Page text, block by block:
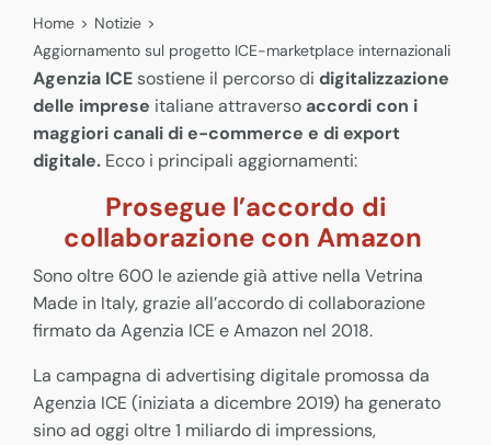
Home > Notizie >
Aggiornamento sul progetto ICE-marketplace internazionali
Agenzia ICE sostiene il percorso di digitalizzazione
delle imprese italiane attraversoaccordi con i
maggiori canali di e-commerce e di export
digitale. Ecco i principali aggiornamenti:
Prosegue l’accordo di
collaborazione con Amazon
Sono oltre 600 le aziende già attive nella Vetrina
Made in Italy, grazie all’accordo di collaborazione
firmato da Agenzia ICE e Amazon nel 2018.
La campagna di advertising digitale promossa da
Agenzia ICE (iniziata a dicembre 2019) ha generato
sino ad oggi oltre 1 miliardo di impressions,